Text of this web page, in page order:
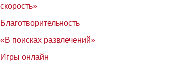
скорость»
Благотворительность
«В поисках развлечений»
Игры онлайн